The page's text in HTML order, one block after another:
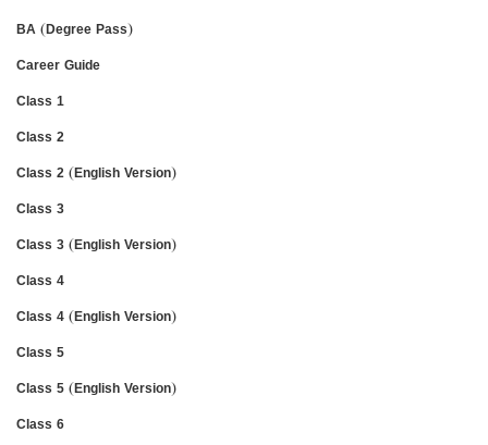
BA (Degree Pass)
Career Guide
Class 1
Class 2
Class 2 (English Version)
Class 3
Class 3 (English Version)
Class 4
Class 4 (English Version)
Class 5
Class 5 (English Version)
Class 6